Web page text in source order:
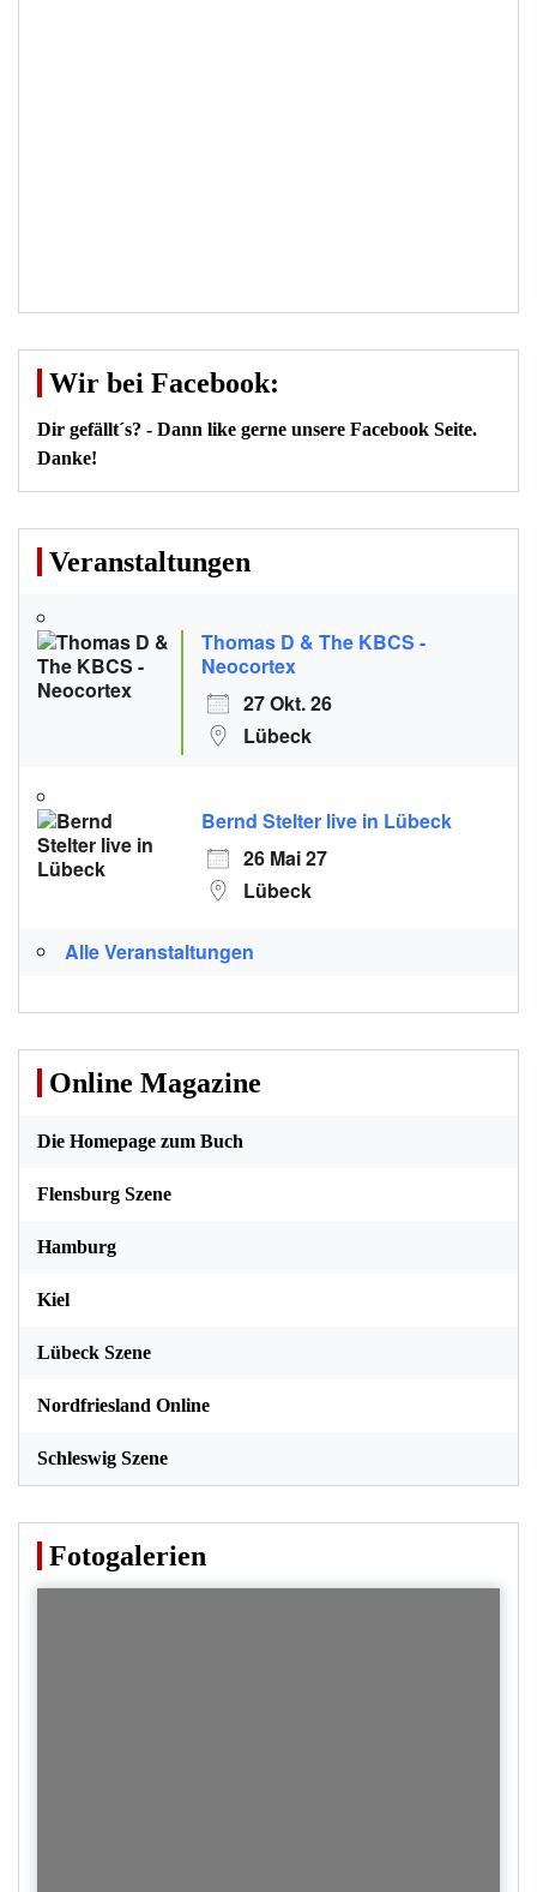
Wir bei Facebook:
Dir gefällt´s? - Dann like gerne unsere Facebook Seite.
Danke!
Veranstaltungen
Thomas D & The KBCS -
Neocortex
27 Okt. 26
Lübeck
Bernd Stelter live in Lübeck
26 Mai 27
Lübeck
Alle Veranstaltungen
Online Magazine
Die Homepage zum Buch
Flensburg Szene
Hamburg
Kiel
Lübeck Szene
Nordfriesland Online
Schleswig Szene
Fotogalerien